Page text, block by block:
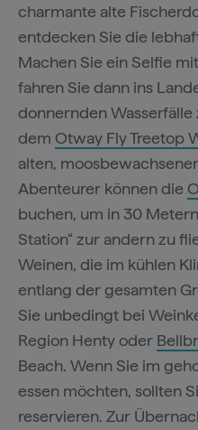
charmante alte
entdecken Sie die
Machen Sie ein Selfie
fahren Sie dann ins
donnernden Wasserfälle
dem Otway Fly Treetop
alten,
Abenteurer können die
buchen, um in 30
Station“ zur andern zu
Weinen, die im kühlen
entlang der gesamten
Sie unbedingt bei
Region Henty oder
Beach. Wenn Sie im
essen möchten, sollten
reservieren. Zur